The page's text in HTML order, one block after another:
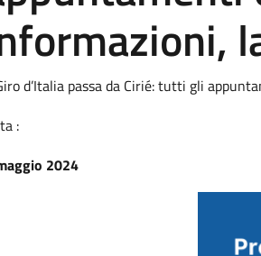
d’Italia passa da Cirié: tutti gli
:
2024